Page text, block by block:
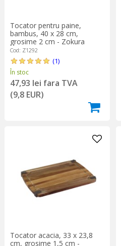
Tocator pentru paine,
bambus, 40 x 28 cm,
grosime 2 cm - Zokura
Cod: Z1292
(1)
În stoc
47,93 lei fara TVA
(9,8 EUR)
Tocator acacia, 33 x 23,8
cm, grosime 1,5 cm -